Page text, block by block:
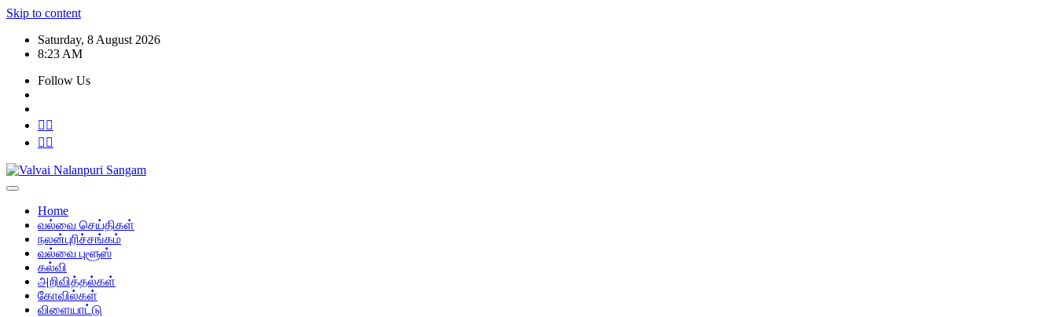
Skip to content
Saturday, 8 August 2026
8:23 AM
Follow Us
Home
வல்வை செய்திகள்
நலன்புரிச்சங்கம்
வல்வை புளூஸ்
கல்வி
அறிவித்தல்கள்
கோவில்கள்
விளையாட்டு